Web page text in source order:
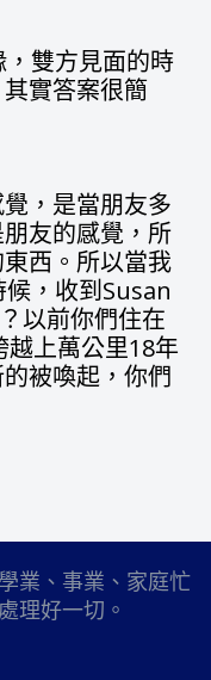
雙方見面的時
實答案很簡
，是當朋友多
友的感覺，所
西。所以當我
，收到Susan
以前你們住在
越上萬公里18年
被喚起，你們
業、事業、家庭忙
理好一切。